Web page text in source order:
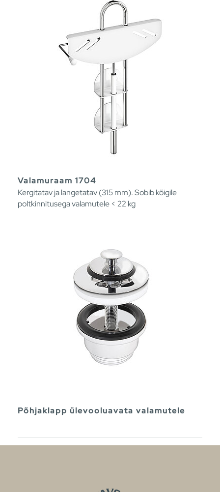
Valamuraam 1704
Kergitatav ja langetatav (315 mm). Sobib kõigile
poltkinnitusega valamutele < 22 kg
Põhjaklapp ülevooluavata valamutele